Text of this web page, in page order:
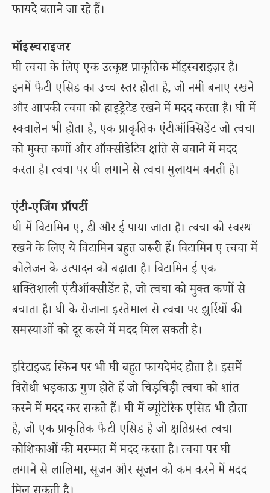
फायदे बताने जा रहे हैं।
मॉइस्चराइजर
घी त्वचा के लिए एक उत्कृष्ट प्राकृतिक मॉइस्चराइज़र है।
इनमें फैटी एसिड का उच्च स्तर होता है, जो नमी बनाए रखने
और आपकी त्वचा को हाइड्रेटेड रखने में मदद करता है। घी में
स्क्वालेन भी होता है, एक प्राकृतिक एंटीऑक्सिडेंट जो त्वचा
को मुक्त कणों और ऑक्सीडेटिव क्षति से बचाने में मदद
करता है। त्वचा पर घी लगाने से त्वचा मुलायम बनती है।
एंटी-एजिंग प्रॉपर्टी
घी में विटामिन ए, डी और ई पाया जाता है। त्वचा को स्वस्थ
रखने के लिए ये विटामिन बहुत जरूरी हैं। विटामिन ए त्वचा में
कोलेजन के उत्पादन को बढ़ाता है। विटामिन ई एक
शक्तिशाली एंटीऑक्सीडेंट है, जो त्वचा को मुक्त कणों से
बचाता है। घी के रोजाना इस्तेमाल से त्वचा पर झुर्रियों की
समस्याओं को दूर करने में मदद मिल सकती है।
इरिटाइज्ड स्किन पर भी घी बहुत फायदेमंद होता है। इसमें
विरोधी भड़काऊ गुण होते हैं जो चिड़चिड़ी त्वचा को शांत
करने में मदद कर सकते हैं। घी में ब्यूटिरिक एसिड भी होता
है, जो एक प्राकृतिक फैटी एसिड है जो क्षतिग्रस्त त्वचा
कोशिकाओं की मरम्मत में मदद करता है। त्वचा पर घी
लगाने से लालिमा, सूजन और सूजन को कम करने में मदद